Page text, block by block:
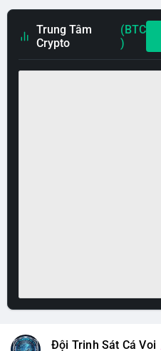
Trung Tâm
Crypto
(BTC
)
Đội Trinh Sát Cá Voi